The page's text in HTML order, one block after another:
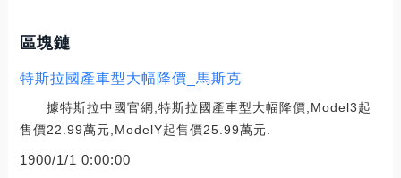
區塊鏈
特斯拉國產車型大幅降價_馬斯克
據特斯拉中國官網,特斯拉國產車型大幅降價,Model3起
售價22.99萬元,ModelY起售價25.99萬元.
1900/1/1 0:00:00